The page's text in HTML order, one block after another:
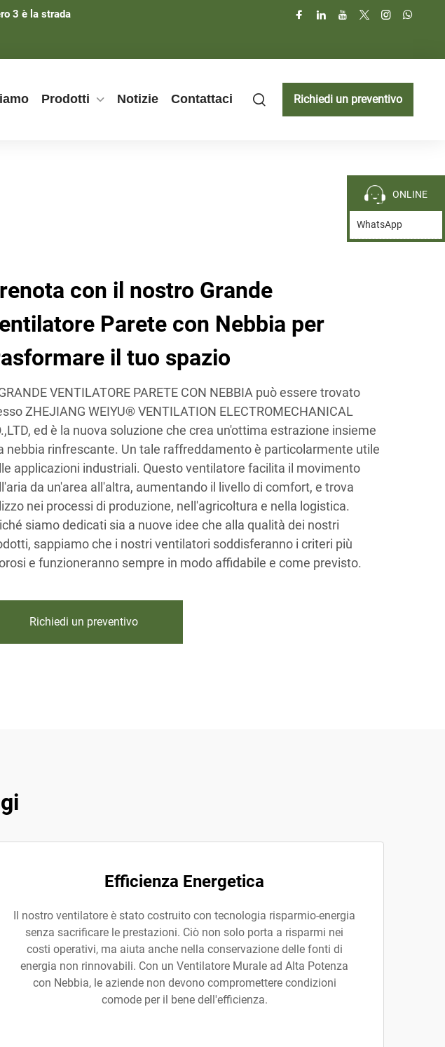
3 è la strada
Prodotti Notizie Contattaci Richiedi un preventivo
con il nostro Grande
Parete con Nebbia per
il tuo spazio
VENTILATORE PARETE CON NEBBIA può essere trovato
ZHEJIANG WEIYU® VENTILATION ELECTROMECHANICAL
ed è la nuova soluzione che crea un'ottima estrazione insieme
nebbia rinfrescante. Un tale raffreddamento è particolarmente utile
applicazioni industriali. Questo ventilatore facilita il movimento
da un'area all'altra, aumentando il livello di comfort, e trova
nei processi di produzione, nell'agricoltura e nella logistica.
siamo dedicati sia a nuove idee che alla qualità dei nostri
sappiamo che i nostri ventilatori soddisferanno i criteri più
e funzioneranno sempre in modo affidabile e come previsto.
Richiedi un preventivo
Efficienza Energetica
Il nostro ventilatore è stato costruito con tecnologia risparmio-energia
senza sacrificare le prestazioni. Ciò non solo porta a risparmi nei
costi operativi, ma aiuta anche nella conservazione delle fonti di
energia non rinnovabili. Con un Ventilatore Murale ad Alta Potenza
con Nebbia, le aziende non devono compromettere condizioni
comode per il bene dell'efficienza.
ONLINE
WhatsApp